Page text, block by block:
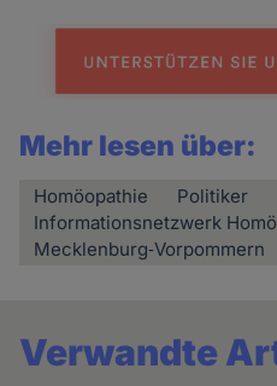
Mehr lesen über:
Homöopathie Politiker
Informationsnetzwerk
Mecklenburg‐Vorpommern
Verwandte